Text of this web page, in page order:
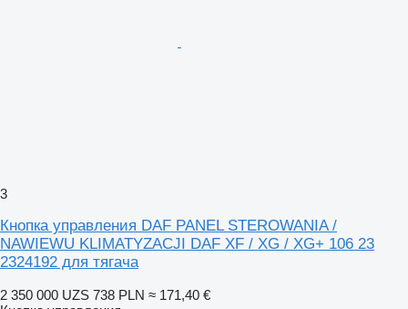
3
Кнопка управления DAF PANEL STEROWANIA /
NAWIEWU KLIMATYZACJI DAF XF / XG / XG+ 106 23
2324192 для тягача
2 350 000 UZS 738 PLN ≈ 171,40 €